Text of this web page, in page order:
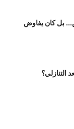
بل كان يفاوض
التنازلي؟